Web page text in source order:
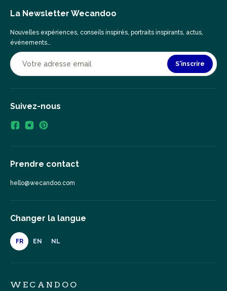
La Newsletter Wecandoo
Nouvelles expériences, conseils inspirés, portraits inspirants, actus,
événements…
S'inscrire
Suivez-nous
Prendre contact
hello@wecandoo.com
Changer la langue
FR EN NL
WECANDOO